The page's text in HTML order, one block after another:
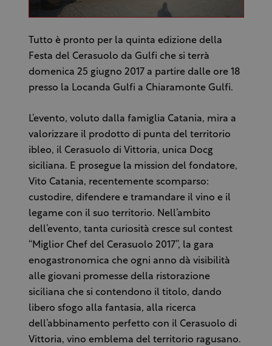
Tutto è pronto per la quinta edizione della
Festa del Cerasuolo da Gulfi che si terrà
domenica 25 giugno 2017 a partire dalle ore 18
presso la Locanda Gulfi a Chiaramonte Gulfi.
L’evento, voluto dalla famiglia Catania, mira a
valorizzare il prodotto di punta del territorio
ibleo, il Cerasuolo di Vittoria, unica Docg
siciliana. E prosegue la mission del fondatore,
Vito Catania, recentemente scomparso:
custodire, difendere e tramandare il vino e il
legame con il suo territorio. Nell’ambito
dell’evento, tanta curiosità cresce sul contest
“Miglior Chef del Cerasuolo 2017”, la gara
enogastronomica che ogni anno dà visibilità
alle giovani promesse della ristorazione
siciliana che si contendono il titolo, dando
libero sfogo alla fantasia, alla ricerca
dell’abbinamento perfetto con il Cerasuolo di
Vittoria, vino emblema del territorio ragusano.